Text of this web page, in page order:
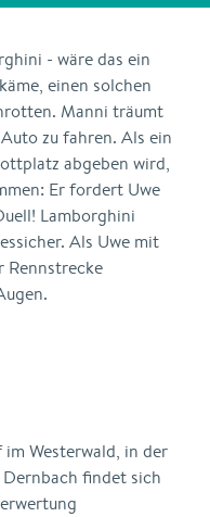
- wäre das ein
einen solchen
Manni träumt
zu fahren. Als ein
abgeben wird,
Er fordert Uwe
Lamborghini
Als Uwe mit
Rennstrecke
im Westerwald, in der
findet sich